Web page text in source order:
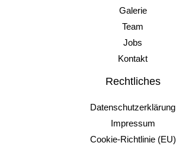
Galerie
Team
Jobs
Kontakt
Rechtliches
Datenschutzerklärung
Impressum
Cookie-Richtlinie (EU)